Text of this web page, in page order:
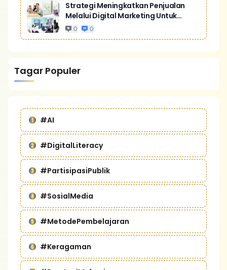
Strategi Meningkatkan Penjualan
Melalui Digital Marketing Untuk
Bisnis Yang Lebih Kompetitif
0 0
Tagar Populer
#AI
#DigitalLiteracy
#PartisipasiPublik
#SosialMedia
#MetodePembelajaran
#Keragaman